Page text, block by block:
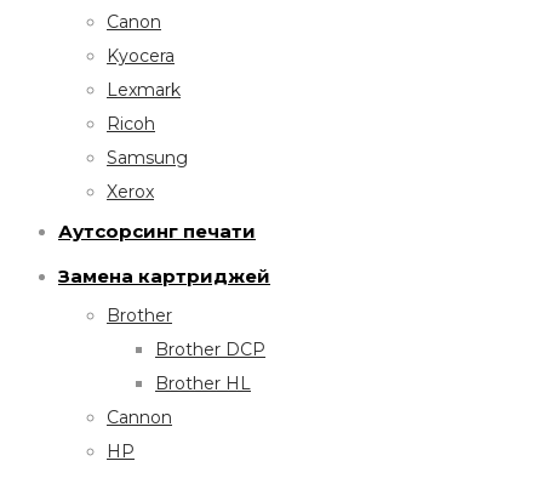
Canon
Kyocera
Lexmark
Ricoh
Samsung
Xerox
Аутсорсинг печати
Замена картриджей
Brother
Brother DCP
Brother HL
Cannon
HP